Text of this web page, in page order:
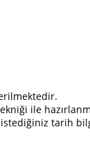
ile
istediğiniz tarih